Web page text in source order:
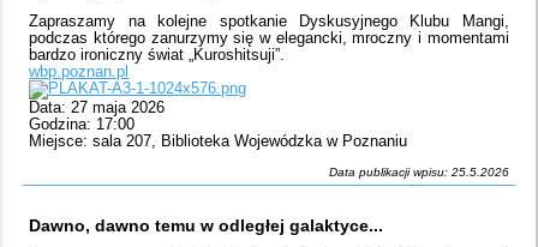
Zapraszamy na kolejne spotkanie Dyskusyjnego Klubu Mangi,
podczas którego zanurzymy się w elegancki, mroczny i momentami
bardzo ironiczny świat „Kuroshitsuji”.
wbp.poznan.pl
Data: 27 maja 2026
Godzina: 17:00
Miejsce: sala 207, Biblioteka Wojewódzka w Poznaniu
Data publikacji wpisu: 25.5.2026
Dawno, dawno temu w odległej galaktyce...